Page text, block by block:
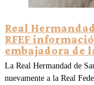
Real
RFEF
embajadora de
La Real Hermandad de
nuevamente a la Real